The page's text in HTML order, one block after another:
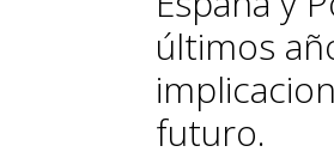
últimos
futuro.